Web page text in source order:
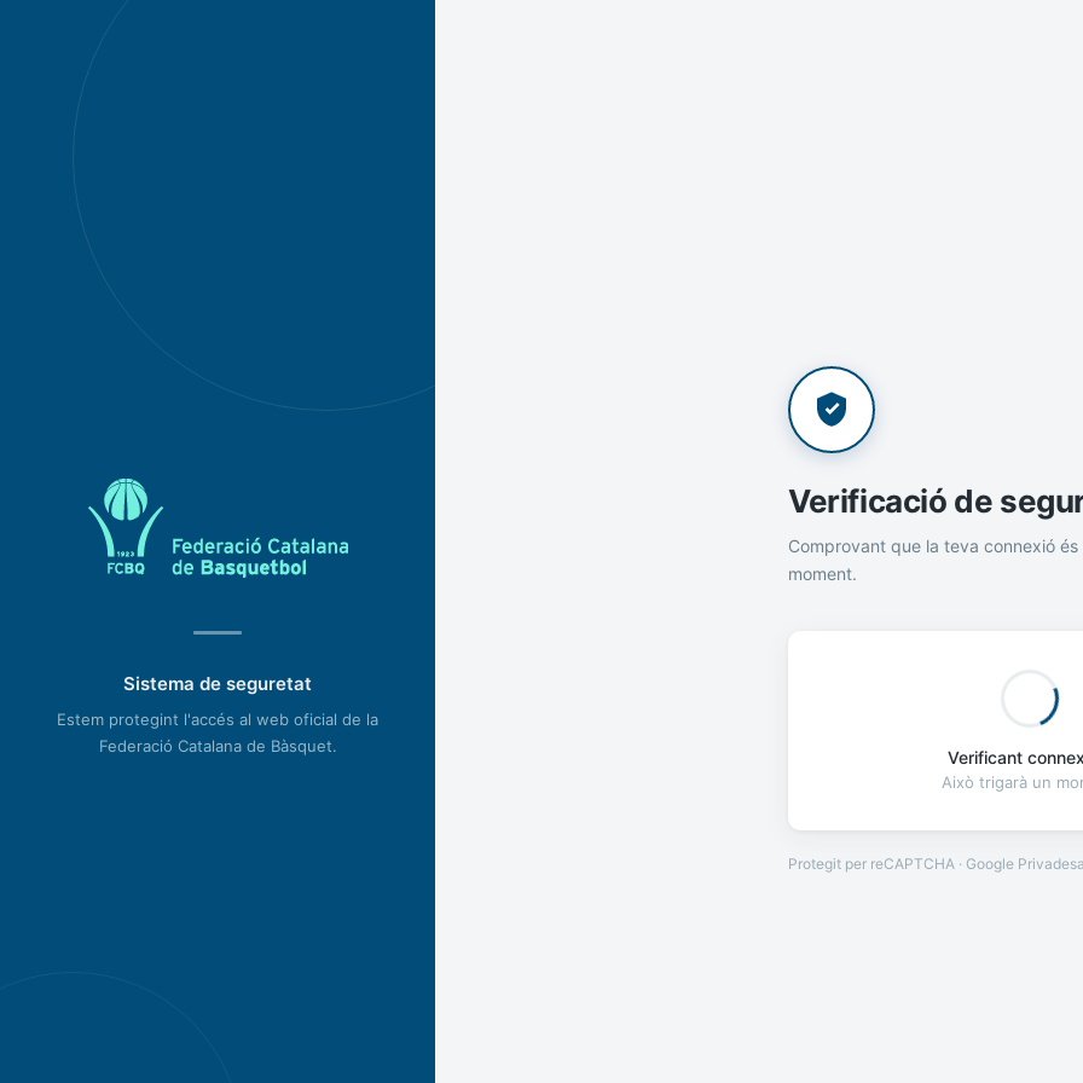
Sistema de seguretat
Estem protegint l'accés al web oficial de la
Federació Catalana de Bàsquet.
Verificació de
Comprovant que la teva connexió és
moment.
Verificant
Això trigarà un
Protegit per reCAPTCHA · Google Privadesa